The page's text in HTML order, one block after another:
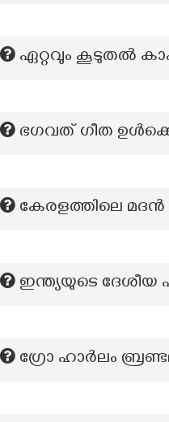
ഏറ്റവും കൂടുതൽ
ഭഗവത് ഗീത
കേരളത്തിലെ മദൻ
ഇന്ത്യയുടെ ദേശീയ
ഗ്രോ ഹാർലം